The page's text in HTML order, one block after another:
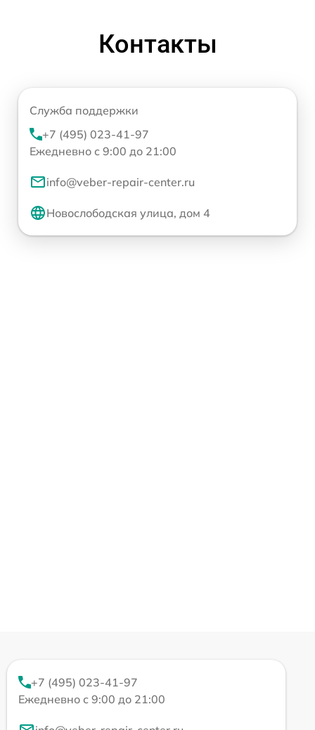
Контакты
Служба поддержки
+7 (495) 023-41-97
Ежедневно с 9:00 до 21:00
info@veber-repair-center.ru
Новослободская улица, дом 4
+7 (495) 023-41-97
Ежедневно с 9:00 до 21:00